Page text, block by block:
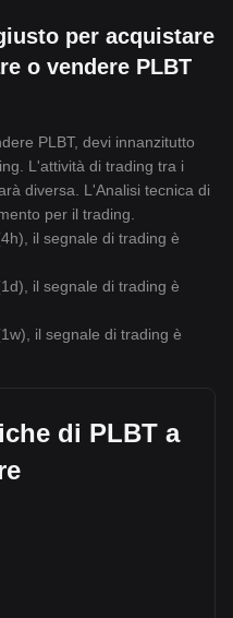
per acquistare
o vendere PLBT
PLBT, devi innanzitutto
L'attività di trading tra i
diversa. L'Analisi tecnica di
per il trading.
il segnale di trading è
il segnale di trading è
il segnale di trading è
di PLBT a